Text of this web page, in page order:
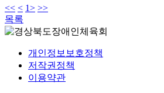
<< < 1> >>
목록
개인정보보호정책
저작권정책
이용약관